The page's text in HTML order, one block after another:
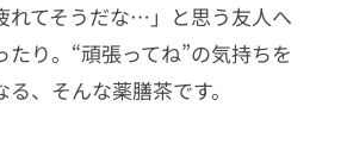
れてそうだな…」と思う友人へ
たり。“頑張ってね”の気持ちを
、そんな薬膳茶です。